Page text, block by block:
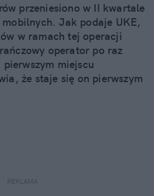
przeniesiono w II kwartale
Jak podaje UKE,
w ramach tej operacji
operator po raz
pierwszym miejscu
że staje się on pierwszym
REKLAMA